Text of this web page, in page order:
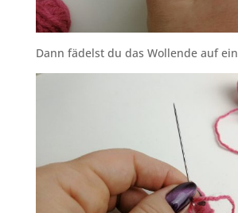
Dann fädelst du das Wollende auf